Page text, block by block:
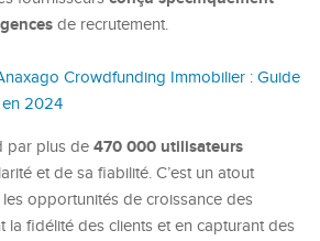
de recrutement.
Crowdfunding Immobilier : Guide
2024
par plus de 470 000 utilisateurs
et de sa fiabilité. C’est un atout
opportunités de croissance des
la fidélité des clients et en capturant des